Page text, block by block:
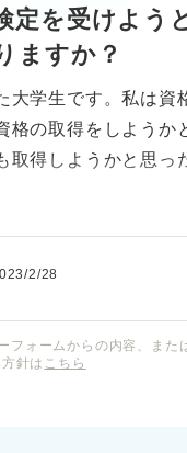
定を受けよう
ますか？
大学生です。私は
格の取得をしようか
取得しようかと思っ
しょうか？
2/28
フォームからの内容、また
針は こちら